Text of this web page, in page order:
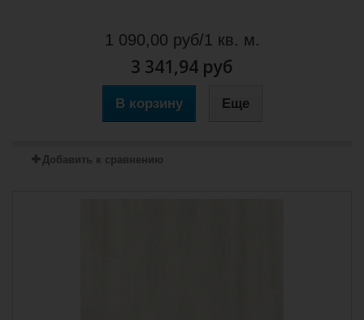
1 090,00 руб/1 кв. м.
3 341,94 руб
В корзину Еще
Добавить к сравнению